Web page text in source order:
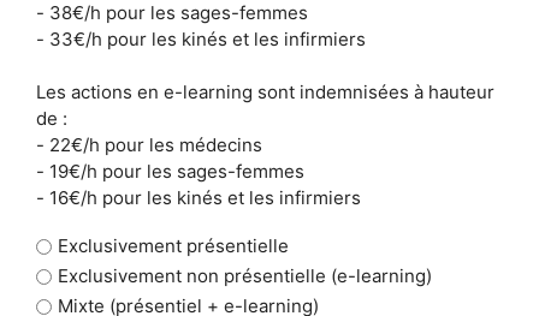
- 38€/h pour les sages-femmes
- 33€/h pour les kinés et les infirmiers
Les actions en e-learning sont indemnisées à hauteur
de :
- 22€/h pour les médecins
- 19€/h pour les sages-femmes
- 16€/h pour les kinés et les infirmiers
Exclusivement présentielle
Exclusivement non présentielle (e-learning)
Mixte (présentiel + e-learning)